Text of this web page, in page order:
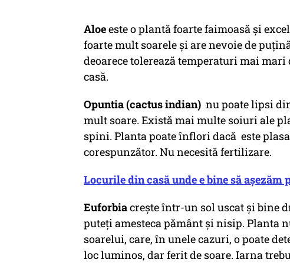
Aloeeste o plantă foarte faimoasă și
foarte mult soarele și are nevoie de
deoarece tolerează temperaturi mai
casă.
Opuntia (cactus indian) nu poate lipsi
mult soare. Există mai multe soiuri ale
spini. Planta poate înflori dacă este
corespunzător. Nu necesită fertilizare.
Locurile din casă unde e bine să aşezăm
Euforbiacrește într-un sol uscat și bine
puteți amesteca pământ și nisip. Planta
soarelui, care, în unele cazuri, o poate
loc luminos, dar ferit de soare. Iarna